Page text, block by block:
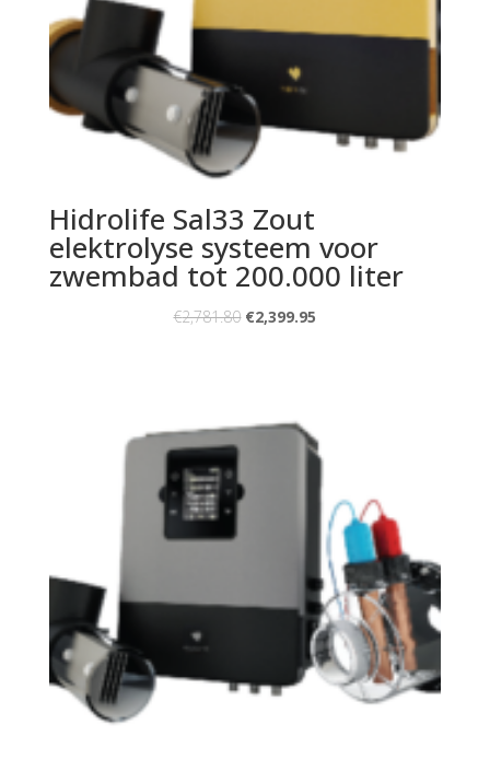
Hidrolife Sal33 Zout
elektrolyse systeem voor
zwembad tot 200.000 liter
€2,781.80 €2,399.95